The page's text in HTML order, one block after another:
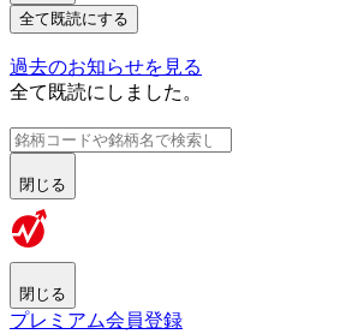
全て既読にする
過去のお知らせを見る
全て既読にしました。
閉じる
閉じる
プレミアム会員登録